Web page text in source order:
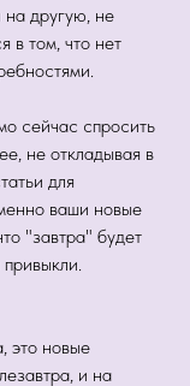
на другую, не
в том, что нет
сейчас спросить
не откладывая в
для
ваши новые
"завтра" будет
это новые
и на